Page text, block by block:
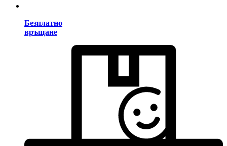
Безплатно
връщане